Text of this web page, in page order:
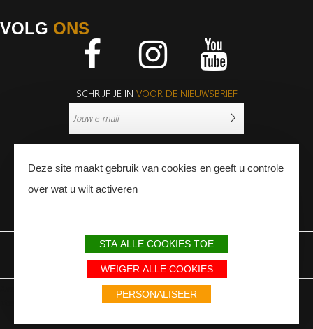
VOLG ONS
SCHRIJF JE IN VOOR DE NIEUWSBRIEF
WETTELIJKE BEPALINGEN SITEMAP
Avec le soutien du Fonds Européen de développement régional / Met
steun van het Europese Fonds voor Regionale Ontwikkeling
Deze site maakt gebruik van cookies en geeft u controle
over wat u wilt activeren
STA ALLE COOKIES TOE
WEIGER ALLE COOKIES
PERSONALISEER